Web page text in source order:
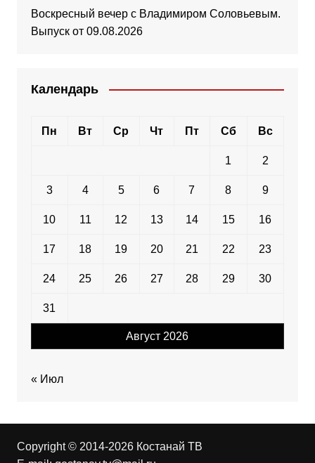
Воскресный вечер с Владимиром Соловьевым.
Выпуск от 09.08.2026
Календарь
Август 2026
Пн Вт Ср Чт Пт Сб Вс
1 2
3 4 5 6 7 8 9
10 11 12 13 14 15 16
17 18 19 20 21 22 23
24 25 26 27 28 29 30
31
« Июл
Copyright © 2014-2026 Костанай ТВ